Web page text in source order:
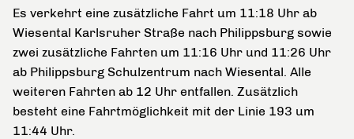
Es verkehrt eine zusätzliche Fahrt um 11:18 Uhr ab
Wiesental Karlsruher Straße nach Philippsburg sowie
zwei zusätzliche Fahrten um 11:16 Uhr und 11:26 Uhr
ab Philippsburg Schulzentrum nach Wiesental. Alle
weiteren Fahrten ab 12 Uhr entfallen. Zusätzlich
besteht eine Fahrtmöglichkeit mit der Linie 193 um
11:44 Uhr.